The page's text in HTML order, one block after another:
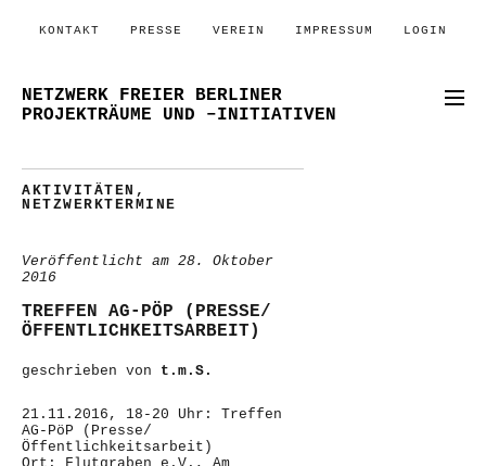
KONTAKT PRESSE VEREIN IMPRESSUM LOGIN
NETZWERK FREIER BERLINER
PROJEKTRÄUME UND –INITIATIVEN
AKTIVITÄTEN ,
NETZWERKTERMINE
Veröffentlicht am 28. Oktober
2016
TREFFEN AG-PÖP (PRESSE/
ÖFFENTLICHKEITSARBEIT)
geschrieben von t.m.S.
21.11.2016, 18-20 Uhr: Treffen
AG-PöP (Presse/
Öffentlichkeitsarbeit)